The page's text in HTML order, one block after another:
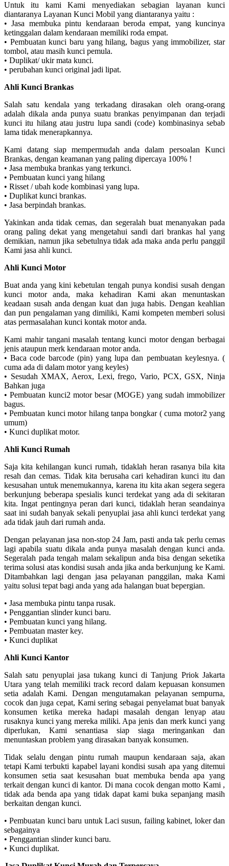
Untuk itu kami Kami menyediakan sebagian layanan kunci
diantaranya Layanan Kunci Mobil yang diantaranya yaitu :
• Jasa membuka pintu kendaraan beroda empat, yang kuncinya
ketinggalan dalam kendaraan memiliki roda empat.
• Pembuatan kunci baru yang hilang, bagus yang immobilizer, star
tombol, atau masih kunci pemula.
• Duplikat/ ukir mata kunci.
• perubahan kunci original jadi lipat.
Ahli Kunci Brankas
Salah satu kendala yang terkadang dirasakan oleh orang-orang
adalah dikala anda punya suatu brankas penyimpanan dan terjadi
kunci itu hilang atau justru lupa sandi (code) kombinasinya sebab
lama tidak menerapkannya.
Kami datang siap mempermudah anda dalam persoalan Kunci
Brankas, dengan keamanan yang paling dipercaya 100% !
• Jasa membuka brankas yang terkunci.
• Pembuatan kunci yang hilang
• Risset / ubah kode kombinasi yang lupa.
• Duplikat kunci brankas.
• Jasa berpindah brankas.
Yakinkan anda tidak cemas, dan segeralah buat menanyakan pada
orang paling dekat yang mengetahui sandi dari brankas hal yang
demikian, namun jika sebetulnya tidak ada maka anda perlu panggil
Kami jasa ahli kunci.
Ahli Kunci Motor
Buat anda yang kini kebetulan tengah punya kondisi susah dengan
kunci motor anda, maka kehadiran Kami akan menuntaskan
keadaan susah anda dengan kuat dan juga habis. Dengan keahlian
dan pun pengalaman yang dimiliki, Kami kompeten memberi solusi
atas permasalahan kunci kontak motor anda.
Kami mahir tangani masalah tentang kunci motor dengan berbagai
jenis ataupun merk kendaraan motor anda.
• Baca code barcode (pin) yang lupa dan pembuatan keylesnya. (
cuma ada di dalam motor yang keyles)
• Sesudah XMAX, Aerox, Lexi, frego, Vario, PCX, GSX, Ninja
Bahkan juga
• Pembuatan kunci2 motor besar (MOGE) yang sudah immobilizer
bagus.
• Pembuatan kunci motor hilang tanpa bongkar ( cuma motor2 yang
umum)
• Kunci duplikat motor.
Ahli Kunci Rumah
Saja kita kehilangan kunci rumah, tidaklah heran rasanya bila kita
resah dan cemas. Tidak kita berusaha cari kehadiran kunci itu dan
kesusahan untuk menemukannya, karena itu kita akan segera segera
berkunjung beberapa spesialis kunci terdekat yang ada di sekitaran
kita. Ingat pentingnya peran dari kunci, tidaklah heran seandainya
saat ini sudah banyak sekali penyuplai jasa ahli kunci terdekat yang
ada tidak jauh dari rumah anda.
Dengan pelayanan jasa non-stop 24 Jam, pasti anda tak perlu cemas
lagi apabila suatu dikala anda punya masalah dengan kunci anda.
Segeralah pada tengah malam sekalipun anda bisa dengan seketika
terima solusi atas kondisi susah anda jika anda berkunjung ke Kami.
Ditambahkan lagi dengan jasa pelayanan panggilan, maka Kami
yaitu solusi tepat bagi anda yang ada halangan buat bepergian.
• Jasa membuka pintu tanpa rusak.
• Penggantian slinder kunci baru.
• Pembuatan kunci yang hilang.
• Pembuatan master key.
• Kunci duplikat
Ahli Kunci Kantor
Salah satu penyuplai jasa tukang kunci di Tanjung Priok Jakarta
Utara yang telah memiliki track record dalam kepuasan konsumen
setia adalah Kami. Dengan mengutamakan pelayanan sempurna,
cocok dan juga cepat, Kami sering sebagai penyelamat buat banyak
konsumen ketika mereka hadapi masalah dengan lenyap atau
rusaknya kunci yang mereka miliki. Apa jenis dan merk kunci yang
diperlukan, Kami senantiasa siap siaga meringankan dan
menuntaskan problem yang dirasakan banyak konsumen.
Tidak selalu dengan pintu rumah maupun kendaraan saja, akan
tetapi Kami terbukti kapabel layani kondisi susah apa yang ditemui
konsumen setia saat kesusahan buat membuka benda apa yang
terkait dengan kunci di kantor. Di mana cocok dengan motto Kami ,
tidak ada benda apa yang tidak dapat kami buka sepanjang masih
berkaitan dengan kunci.
• Pembuatan kunci baru untuk Laci susun, failing kabinet, loker dan
sebagainya
• Penggantian slinder kunci baru.
• Kunci duplikat.